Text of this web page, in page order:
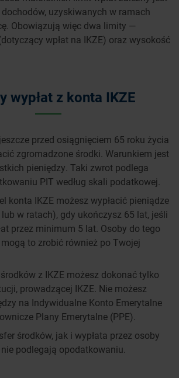
uzyskiwanych w ramach
Obowiązują więc dwa limity —
wpłat na IKZE) oraz wysokość
wypłat z konta IKZE
przed osiągnięciem 65 roku życia
zgromadzone środki. Warunkiem jest
pieniędzy. Taki zwrot podlega
PIT według skali podatkowej.
konta IKZE możesz wypłacić pieniądze
w ratach), gdy ukończysz 65 lat, jeśli
przez minimum 5 lat. Osoby do tego
to zrobić również po Twojej
z IKZE możesz dokonać tylko
prowadzącej IKZE. Nie możesz
na Indywidualne Konto Emerytalne
Plany Emerytalne (PPE).
środków, jak i wypłata przez osoby
podlegają opodatkowaniu.